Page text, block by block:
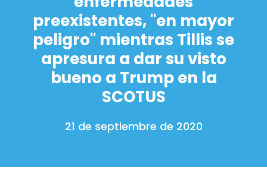
Su fiesta
Acción
Vote
Donar
preexistentes, "en mayor
peligro" mientras Tillis se
apresura a dar su visto
bueno a Trump en la
SCOTUS
21 de septiembre de 2020